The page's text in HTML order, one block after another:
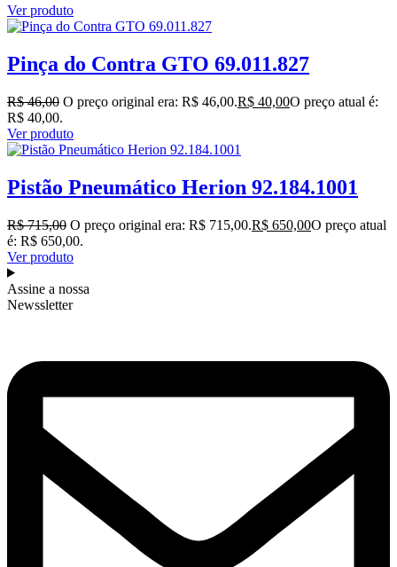
Ver produto
Pinça do Contra GTO 69.011.827
R$46,00 O preço original era: R$ 46,00.R$ 40,00O preço atual é:
R$ 40,00.
Ver produto
Pistão Pneumático Herion 92.184.1001
R$715,00 O preço original era: R$ 715,00.R$ 650,00O preço atual
é: R$ 650,00.
Ver produto
Assine a nossa
Newssletter